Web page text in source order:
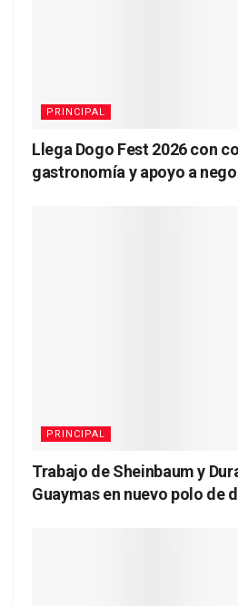
PRINCIPAL
Llega Dogo Fest 2026 con
gastronomía y apoyo a
PRINCIPAL
Trabajo de Sheinbaum y
Guaymas en nuevo polo de